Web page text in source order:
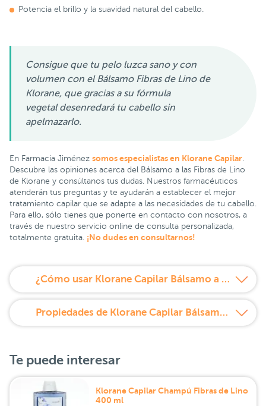
Potencia el brillo y la suavidad natural del cabello.
Consigue que tu pelo luzca sano y con
volumen con el Bálsamo Fibras de Lino de
Klorane, que gracias a su fórmula
vegetal desenredará tu cabello sin
apelmazarlo.
En Farmacia Jiménez somos especialistas en Klorane Capilar.
Descubre las opiniones acerca del Bálsamo a las Fibras de Lino
de Klorane y consúltanos tus dudas. Nuestros farmacéuticos
atenderán tus preguntas y te ayudarán a establecer el mejor
tratamiento capilar que se adapte a las necesidades de tu cabello.
Para ello, sólo tienes que ponerte en contacto con nosotros, a
través de nuestro servicio online de consulta personalizada,
totalmente gratuita. ¡No dudes en consultarnos!
¿Cómo usar Klorane Capilar Bálsamo a las Fibras de Lino 200 ml?
Propiedades de Klorane Capilar Bálsamo a las Fibras de Lino 200 ml
Te puede interesar
Klorane Capilar Champú Fibras de Lino
400 ml